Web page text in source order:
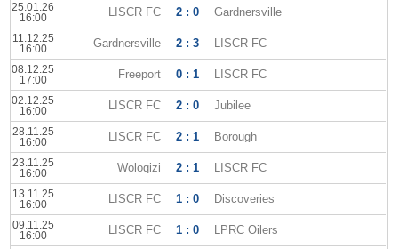
25.01.26
16:00
LISCR FC 2 : 0 Gardnersville
11.12.25
16:00
Gardnersville 2 : 3 LISCR FC
08.12.25
17:00
Freeport 0 : 1 LISCR FC
02.12.25
16:00
LISCR FC 2 : 0 Jubilee
28.11.25
16:00
LISCR FC 2 : 1 Borough
23.11.25
16:00
Wologizi 2 : 1 LISCR FC
13.11.25
16:00
LISCR FC 1 : 0 Discoveries
09.11.25
16:00
LISCR FC 1 : 0 LPRC Oilers